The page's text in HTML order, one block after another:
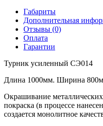
Габариты
Дополнительная
Отзывы (0)
Оплата
Гарантии
Турник усиленный СЭ014
Длина 1000мм. Ширина
Окрашивание
покраска (в процессе
создается монолитное